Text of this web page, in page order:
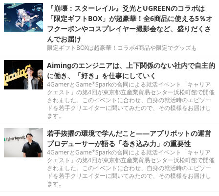
『崩壊：スターレイル』爻光とUGREENのコラボは
「限定ギフトBOX」が超豪華！全6商品に使える5％オ
フクーポンやコスプレイヤー撮影会など、盛りだくさ
んでお届け
限定ギフトBOXは超豪華！コラボ4商品や限定でグッズも
Aimingのエンジニアは、上下関係のない社内で自主的
に働き、「好き」を仕事にしていく
4GamerとGame*Sparkの合同による就活イベント「キャリア
クエスト」の第4回が東京都立産業貿易センター浜松町館で開催
されました。このイベントに合わせ、自身の就活時のエピソー
ドを若手クリエイターに聞いてみたので、その模様をお届けし
ます。
若手抜擢の環境で学んだこと――アプリボットの運営
プロデューサーが語る「巻き込み力」の重要性
4GamerとGame*Sparkの合同による就活イベント「キャリア
クエスト」の第4回が東京都立産業貿易センター浜松町館で開催
されました。このイベントに合わせ、自身の就活時のエピソー
ドを若手クリエイターに聞いてみたので、その模様をお届けし
ます。